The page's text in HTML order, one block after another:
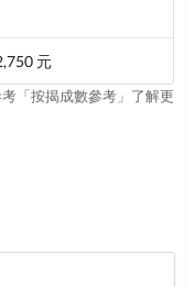
元
「按揭成數參考」了解更